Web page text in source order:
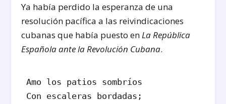
Ya había perdido la esperanza de una
resolución pacífica a las reivindicaciones
cubanas que había puesto enLa República
Española ante la Revolución Cubana.
Amo los patios sombríos
Con escaleras bordadas;